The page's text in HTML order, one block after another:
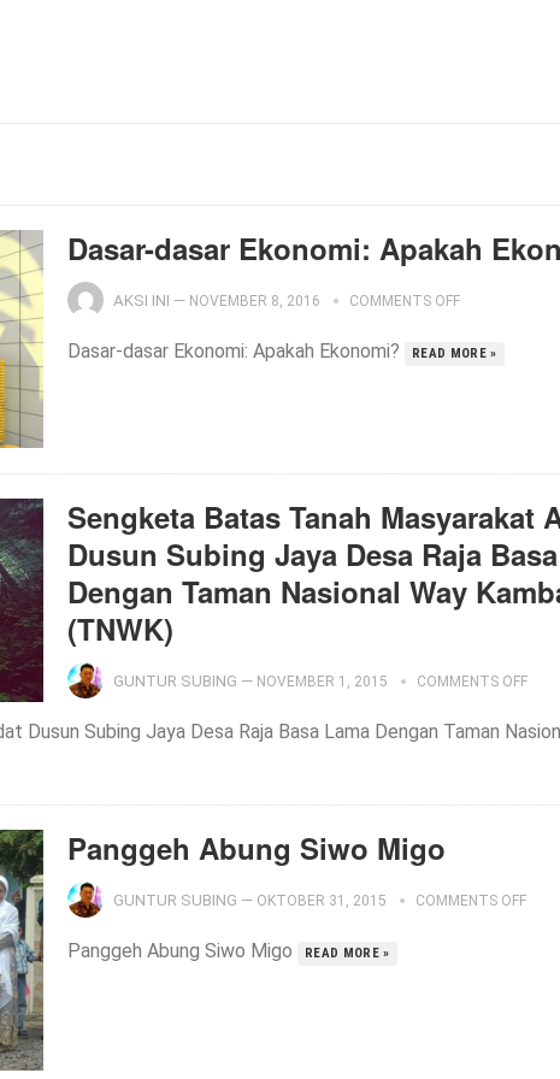
Dasar-dasar Ekonomi: Apakah
AKSI INI — NOVEMBER 8, 2016 COMMENTS OFF
Dasar-dasar Ekonomi: Apakah Ekonomi? READ MORE »
Sengketa Batas Tanah Masyarakat
Dusun Subing Jaya Desa Raja
Dengan Taman Nasional Way
(TNWK)
GUNTUR SUBING — NOVEMBER 1, 2015 COMMENTS OFF
Dusun Subing Jaya Desa Raja Basa Lama Dengan Taman
Panggeh Abung Siwo Migo
GUNTUR SUBING — OKTOBER 31, 2015 COMMENTS OFF
Panggeh Abung Siwo Migo READ MORE »